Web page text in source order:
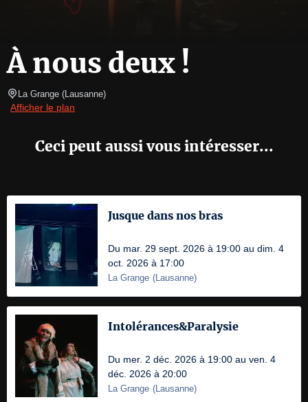
À nous deux !
La Grange (Lausanne)
Afficher le plan
Ceci peut aussi vous intéresser...
Jusque dans nos bras
Du mar. 29 sept. 2026 à 19:00 au dim. 4
oct. 2026 à 17:00
La Grange (Lausanne)
Intolérances&Paralysie
Du mer. 2 déc. 2026 à 19:00 au ven. 4
déc. 2026 à 20:00
La Grange (Lausanne)